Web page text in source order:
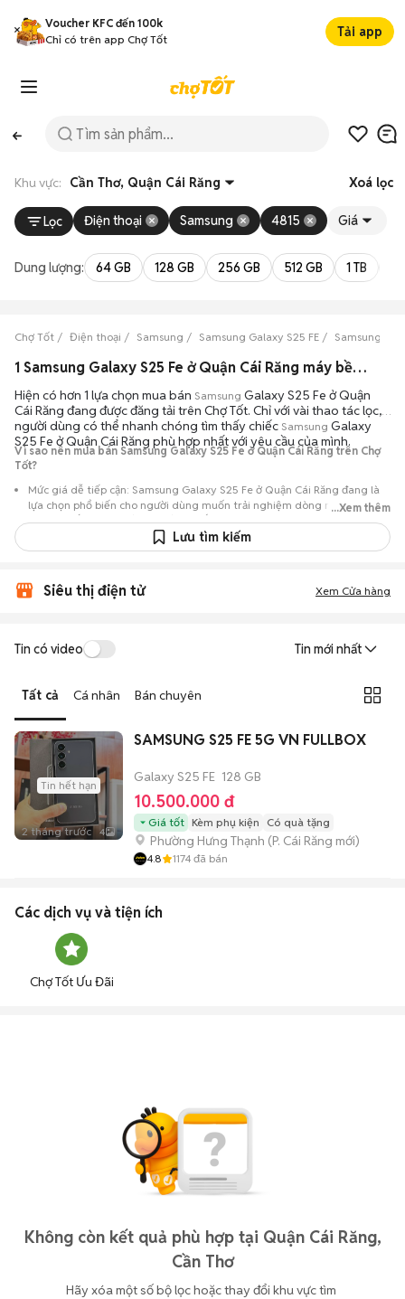
Voucher KFC đến 100k
Chỉ có trên app Chợ Tốt
Tải app
Khu vực: Cần Thơ, Quận Cái Răng Xoá lọc
Lọc Điện thoại Samsung 4815 Giá
Dung lượng: 64 GB 128 GB 256 GB 512 GB 1 TB
Chợ Tốt Điện thoại Samsung Samsung Galaxy S25 FE Samsung
1 Samsung Galaxy S25 Fe ở Quận Cái Răng máy bền đẹp đang bán 08/2026
Hiện có hơn 1 lựa chọn mua bán Samsung Galaxy S25 Fe ở Quận
Cái Răng đang được đăng tải trên Chợ Tốt. Chỉ với vài thao tác lọc,
người dùng có thể nhanh chóng tìm thấy chiếc Samsung Galaxy
S25 Fe ở Quận Cái Răng phù hợp nhất với yêu cầu của mình.
Vì sao nên mua bán Samsung Galaxy S25 Fe ở Quận Cái Răng trên Chợ
Tốt?
Mức giá dễ tiếp cận: Samsung Galaxy S25 Fe ở Quận Cái Răng đang là
lựa chọn phổ biến cho người dùng muốn trải nghiệm dòng máy này với
chi phí thấp hơn so với khi mới ra mắt.
Nguồn cung phong phú: Dễ dàng tìm thấySamsung
Giao dịch minh bạch: Việc gặp gỡ trực tiếp giúp người mua
tin đăng.
địa điểm giao nhận, chốt giao dịch nhanh chóng khi đạt được
...Xem thêm
Lưu tìm kiếm
Siêu thị điện tử Xem Cửa hàng
Tin có video Tin mới nhất
Tất cả Cá nhân Bán chuyên
Tin hết hạn
2 tháng trước 4
SAMSUNG S25 FE 5G VN FULLBOX
Galaxy S25 FE 128 GB
10.500.000 đ
Giá tốt Kèm phụ kiện Có quà tặng
Phường Hưng Thạnh (P. Cái Răng mới)
4.8 1174 đã bán
Các dịch vụ và tiện ích
Chợ Tốt Ưu Đãi
Không còn kết quả phù hợp tại Quận Cái Răng,
Cần Thơ
Hãy xóa một số bộ lọc hoặc thay đổi khu vực tìm